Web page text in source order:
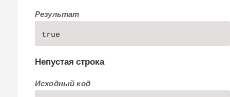
Результат
true
Непустая строка
Исходный код